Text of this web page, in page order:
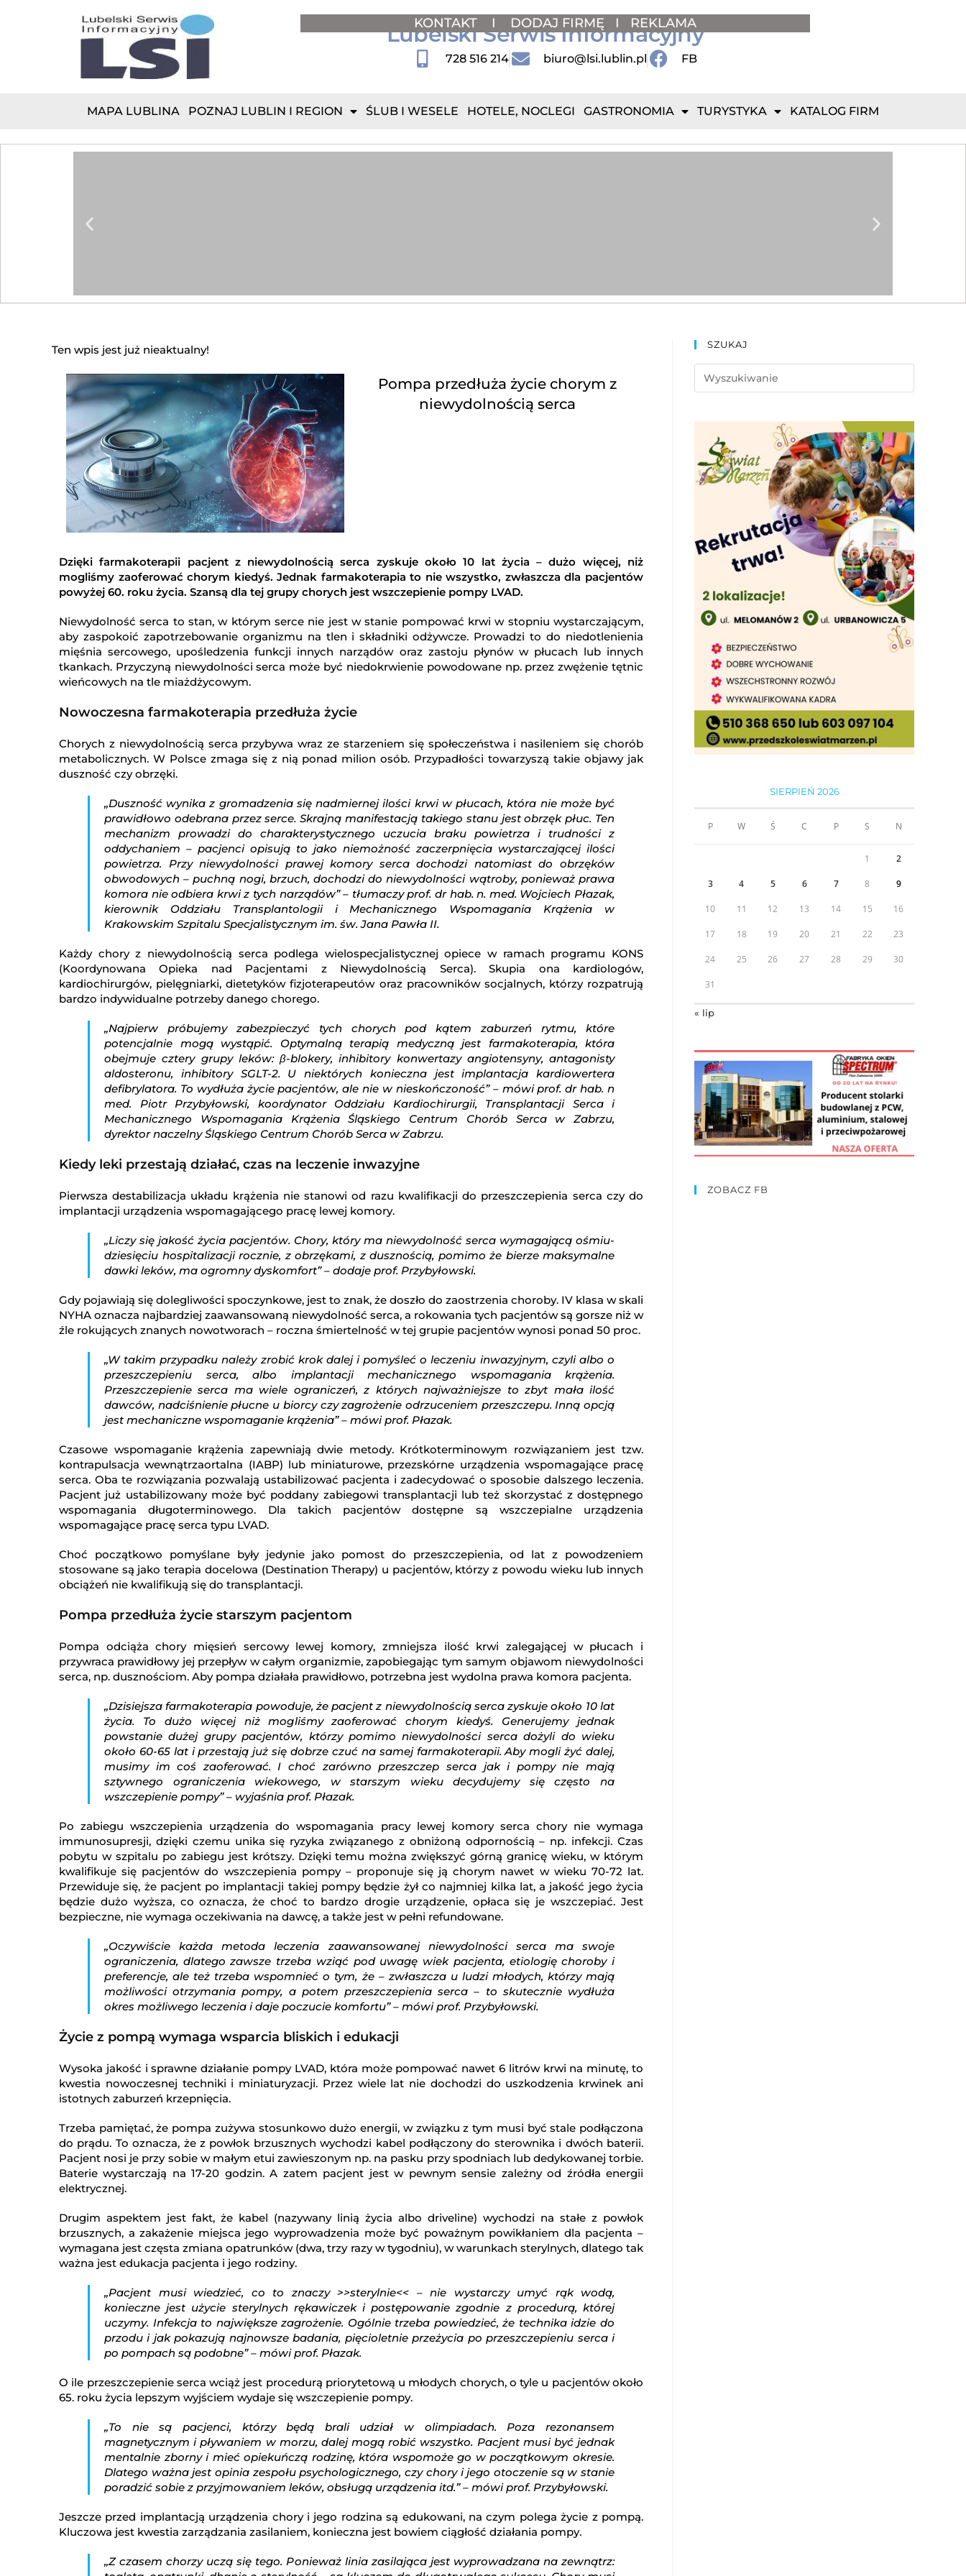
KONTAKT I DODAJ FIRMĘ I REKLAMA
Lubelski Serwis Informacyjny
728 516 214 biuro@lsi.lublin.pl FB
MAPA LUBLINA POZNAJ LUBLIN I REGION ŚLUB I WESELE HOTELE, NOCLEGI GASTRONOMIA TURYSTYKA KATALOG FIRM
Ten wpis jest już nieaktualny!
Pompa przedłuża życie chorym z
niewydolnością serca
Dzięki farmakoterapii pacjent z niewydolnością serca zyskuje około 10 lat życia – dużo więcej, niż
mogliśmy zaoferować chorym kiedyś. Jednak farmakoterapia to nie wszystko, zwłaszcza dla pacjentów
powyżej 60. roku życia. Szansą dla tej grupy chorych jest wszczepienie pompy LVAD.
Niewydolność serca to stan, w którym serce nie jest w stanie pompować krwi w stopniu wystarczającym,
aby zaspokoić zapotrzebowanie organizmu na tlen i składniki odżywcze. Prowadzi to do niedotlenienia
mięśnia sercowego, upośledzenia funkcji innych narządów oraz zastoju płynów w płucach lub innych
tkankach. Przyczyną niewydolności serca może być niedokrwienie powodowane np. przez zwężenie tętnic
wieńcowych na tle miażdżycowym.
Nowoczesna farmakoterapia przedłuża życie
Chorych z niewydolnością serca przybywa wraz ze starzeniem się społeczeństwa i nasileniem się chorób
metabolicznych. W Polsce zmaga się z nią ponad milion osób. Przypadłości towarzyszą takie objawy jak
duszność czy obrzęki.
„Duszność wynika z gromadzenia się nadmiernej ilości krwi w płucach, która nie może być
prawidłowo odebrana przez serce. Skrajną manifestacją takiego stanu jest obrzęk płuc. Ten
mechanizm prowadzi do charakterystycznego uczucia braku powietrza i trudności z
oddychaniem – pacjenci opisują to jako niemożność zaczerpnięcia wystarczającej ilości
powietrza. Przy niewydolności prawej komory serca dochodzi natomiast do obrzęków
obwodowych – puchną nogi, brzuch, dochodzi do niewydolności wątroby, ponieważ prawa
komora nie odbiera krwi z tych narządów” – tłumaczy prof. dr hab. n. med. Wojciech Płazak,
kierownik Oddziału Transplantologii i Mechanicznego Wspomagania Krążenia w
Krakowskim Szpitalu Specjalistycznym im. św. Jana Pawła II.
Każdy chory z niewydolnością serca podlega wielospecjalistycznej opiece w ramach programu KONS
(Koordynowana Opieka nad Pacjentami z Niewydolnością Serca). Skupia ona kardiologów,
kardiochirurgów, pielęgniarki, dietetyków fizjoterapeutów oraz pracowników socjalnych, którzy rozpatrują
bardzo indywidualne potrzeby danego chorego.
„Najpierw próbujemy zabezpieczyć tych chorych pod kątem zaburzeń rytmu, które
potencjalnie mogą wystąpić. Optymalną terapią medyczną jest farmakoterapia, która
obejmuje cztery grupy leków: β-blokery, inhibitory konwertazy angiotensyny, antagonisty
aldosteronu, inhibitory SGLT-2. U niektórych konieczna jest implantacja kardiowertera
defibrylatora. To wydłuża życie pacjentów, ale nie w nieskończoność” – mówi prof. dr hab. n
med. Piotr Przybyłowski, koordynator Oddziału Kardiochirurgii, Transplantacji Serca i
Mechanicznego Wspomagania Krążenia Śląskiego Centrum Chorób Serca w Zabrzu,
dyrektor naczelny Śląskiego Centrum Chorób Serca w Zabrzu.
Kiedy leki przestają działać, czas na leczenie inwazyjne
Pierwsza destabilizacja układu krążenia nie stanowi od razu kwalifikacji do przeszczepienia serca czy do
implantacji urządzenia wspomagającego pracę lewej komory.
„Liczy się jakość życia pacjentów. Chory, który ma niewydolność serca wymagającą ośmiu-
dziesięciu hospitalizacji rocznie, z obrzękami, z dusznością, pomimo że bierze maksymalne
dawki leków, ma ogromny dyskomfort” – dodaje prof. Przybyłowski.
Gdy pojawiają się dolegliwości spoczynkowe, jest to znak, że doszło do zaostrzenia choroby. IV klasa w skali
NYHA oznacza najbardziej zaawansowaną niewydolność serca, a rokowania tych pacjentów są gorsze niż w
źle rokujących znanych nowotworach – roczna śmiertelność w tej grupie pacjentów wynosi ponad 50 proc.
„W takim przypadku należy zrobić krok dalej i pomyśleć o leczeniu inwazyjnym, czyli albo o
przeszczepieniu serca, albo implantacji mechanicznego wspomagania krążenia.
Przeszczepienie serca ma wiele ograniczeń, z których najważniejsze to zbyt mała ilość
dawców, nadciśnienie płucne u biorcy czy zagrożenie odrzuceniem przeszczepu. Inną opcją
jest mechaniczne wspomaganie krążenia” – mówi prof. Płazak.
Czasowe wspomaganie krążenia zapewniają dwie metody. Krótkoterminowym rozwiązaniem jest tzw.
kontrapulsacja wewnątrzaortalna (IABP) lub miniaturowe, przezskórne urządzenia wspomagające pracę
serca. Oba te rozwiązania pozwalają ustabilizować pacjenta i zadecydować o sposobie dalszego leczenia.
Pacjent już ustabilizowany może być poddany zabiegowi transplantacji lub też skorzystać z dostępnego
wspomagania długoterminowego. Dla takich pacjentów dostępne są wszczepialne urządzenia
wspomagające pracę serca typu LVAD.
Choć początkowo pomyślane były jedynie jako pomost do przeszczepienia, od lat z powodzeniem
stosowane są jako terapia docelowa (Destination Therapy) u pacjentów, którzy z powodu wieku lub innych
obciążeń nie kwalifikują się do transplantacji.
Pompa przedłuża życie starszym pacjentom
Pompa odciąża chory mięsień sercowy lewej komory, zmniejsza ilość krwi zalegającej w płucach i
przywraca prawidłowy jej przepływ w całym organizmie, zapobiegając tym samym objawom niewydolności
serca, np. dusznościom. Aby pompa działała prawidłowo, potrzebna jest wydolna prawa komora pacjenta.
„Dzisiejsza farmakoterapia powoduje, że pacjent z niewydolnością serca zyskuje około 10 lat
życia. To dużo więcej niż mogliśmy zaoferować chorym kiedyś. Generujemy jednak
powstanie dużej grupy pacjentów, którzy pomimo niewydolności serca dożyli do wieku
około 60-65 lat i przestają już się dobrze czuć na samej farmakoterapii. Aby mogli żyć dalej,
musimy im coś zaoferować. I choć zarówno przeszczep serca jak i pompy nie mają
sztywnego ograniczenia wiekowego, w starszym wieku decydujemy się często na
wszczepienie pompy” – wyjaśnia prof. Płazak.
Po zabiegu wszczepienia urządzenia do wspomagania pracy lewej komory serca chory nie wymaga
immunosupresji, dzięki czemu unika się ryzyka związanego z obniżoną odpornością – np. infekcji. Czas
pobytu w szpitalu po zabiegu jest krótszy. Dzięki temu można zwiększyć górną granicę wieku, w którym
kwalifikuje się pacjentów do wszczepienia pompy – proponuje się ją chorym nawet w wieku 70-72 lat.
Przewiduje się, że pacjent po implantacji takiej pompy będzie żył co najmniej kilka lat, a jakość jego życia
będzie dużo wyższa, co oznacza, że choć to bardzo drogie urządzenie, opłaca się je wszczepiać. Jest
bezpieczne, nie wymaga oczekiwania na dawcę, a także jest w pełni refundowane.
„Oczywiście każda metoda leczenia zaawansowanej niewydolności serca ma swoje
ograniczenia, dlatego zawsze trzeba wziąć pod uwagę wiek pacjenta, etiologię choroby i
preferencje, ale też trzeba wspomnieć o tym, że – zwłaszcza u ludzi młodych, którzy mają
możliwości otrzymania pompy, a potem przeszczepienia serca – to skutecznie wydłuża
okres możliwego leczenia i daje poczucie komfortu” – mówi prof. Przybyłowski.
Życie z pompą wymaga wsparcia bliskich i edukacji
Wysoka jakość i sprawne działanie pompy LVAD, która może pompować nawet 6 litrów krwi na minutę, to
kwestia nowoczesnej techniki i miniaturyzacji. Przez wiele lat nie dochodzi do uszkodzenia krwinek ani
istotnych zaburzeń krzepnięcia.
Trzeba pamiętać, że pompa zużywa stosunkowo dużo energii, w związku z tym musi być stale podłączona
do prądu. To oznacza, że z powłok brzusznych wychodzi kabel podłączony do sterownika i dwóch baterii.
Pacjent nosi je przy sobie w małym etui zawieszonym np. na pasku przy spodniach lub dedykowanej torbie.
Baterie wystarczają na 17-20 godzin. A zatem pacjent jest w pewnym sensie zależny od źródła energii
elektrycznej.
Drugim aspektem jest fakt, że kabel (nazywany linią życia albo driveline) wychodzi na stałe z powłok
brzusznych, a zakażenie miejsca jego wyprowadzenia może być poważnym powikłaniem dla pacjenta –
wymagana jest częsta zmiana opatrunków (dwa, trzy razy w tygodniu), w warunkach sterylnych, dlatego tak
ważna jest edukacja pacjenta i jego rodziny.
„Pacjent musi wiedzieć, co to znaczy >>sterylnie<< – nie wystarczy umyć rąk wodą,
konieczne jest użycie sterylnych rękawiczek i postępowanie zgodnie z procedurą, której
uczymy. Infekcja to największe zagrożenie. Ogólnie trzeba powiedzieć, że technika idzie do
przodu i jak pokazują najnowsze badania, pięcioletnie przeżycia po przeszczepieniu serca i
po pompach są podobne” – mówi prof. Płazak.
O ile przeszczepienie serca wciąż jest procedurą priorytetową u młodych chorych, o tyle u pacjentów około
65. roku życia lepszym wyjściem wydaje się wszczepienie pompy.
„To nie są pacjenci, którzy będą brali udział w olimpiadach. Poza rezonansem
magnetycznym i pływaniem w morzu, dalej mogą robić wszystko. Pacjent musi być jednak
mentalnie zborny i mieć opiekuńczą rodzinę, która wspomoże go w początkowym okresie.
Dlatego ważna jest opinia zespołu psychologicznego, czy chory i jego otoczenie są w stanie
poradzić sobie z przyjmowaniem leków, obsługą urządzenia itd.” – mówi prof. Przybyłowski.
Jeszcze przed implantacją urządzenia chory i jego rodzina są edukowani, na czym polega życie z pompą.
Kluczowa jest kwestia zarządzania zasilaniem, konieczna jest bowiem ciągłość działania pompy.
„Z czasem chorzy uczą się tego. Ponieważ linia zasilająca jest wyprowadzana na zewnątrz:
SZUKAJ
SIERPIEŃ 2026
P W Ś C P S N
1 2
3 4 5 6 7 8 9
10 11 12 13 14 15 16
17 18 19 20 21 22 23
24 25 26 27 28 29 30
31
« lip
ZOBACZ FB